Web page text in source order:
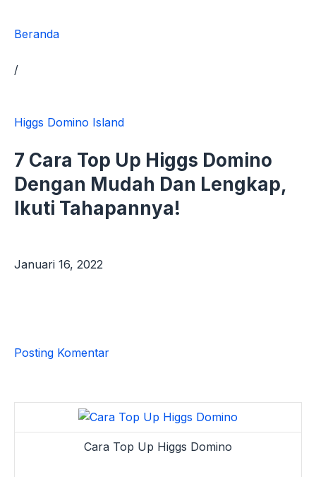
Beranda
/
Higgs Domino Island
7 Cara Top Up Higgs Domino
Dengan Mudah Dan Lengkap,
Ikuti Tahapannya!
Januari 16, 2022
Posting Komentar
Cara Top Up Higgs Domino